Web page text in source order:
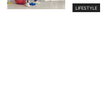
LIFESTYLE